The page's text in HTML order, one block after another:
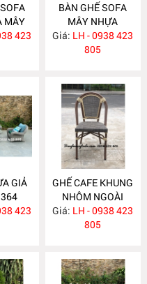
MÂY
423
BÀN GHẾ SOFA
MÂY NHỰA
NH366
Giá: LH - 0938 423
805
GIẢ
423
GHẾ CAFE KHUNG
NHÔM NGOÀI
TRỜI NH363
Giá: LH - 0938 423
805